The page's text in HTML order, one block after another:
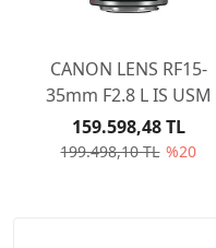
CANON LENS RF15-
35mm F2.8 L IS USM
199.498,10 TL %20
159.598,48 TL